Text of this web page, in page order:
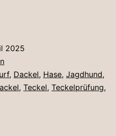
2025
, Dackel, Hase, Jagdhund,
, Teckel, Teckelprüfung,